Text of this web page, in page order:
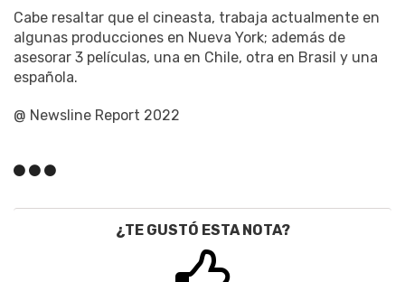
Cabe resaltar que el cineasta, trabaja actualmente en
algunas producciones en Nueva York; además de
asesorar 3 películas, una en Chile, otra en Brasil y una
española.
@ Newsline Report 2022
¿TE GUSTÓ ESTA NOTA?